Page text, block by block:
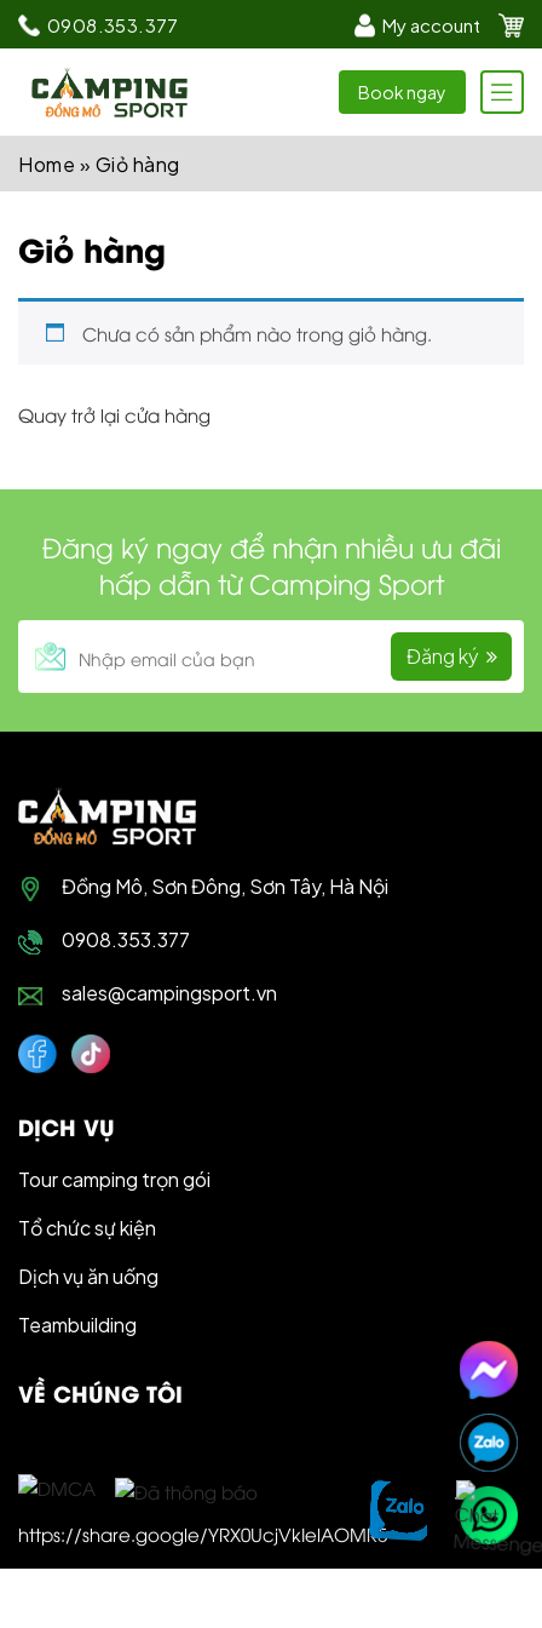
0908.353.377 My account
Book ngay
Home » Giỏ hàng
Giỏ hàng
Chưa có sản phẩm nào trong giỏ hàng.
Quay trở lại cửa hàng
Đăng ký ngay để nhận nhiều ưu đãi
hấp dẫn từ Camping Sport
Đăng ký
Đồng Mô, Sơn Đông, Sơn Tây, Hà Nội
0908.353.377
sales@campingsport.vn
DỊCH VỤ
Tour camping trọn gói
Tổ chức sự kiện
Dịch vụ ăn uống
Teambuilding
VỀ CHÚNG TÔI
https://share.google/YRX0UcjVkIelAOMR5